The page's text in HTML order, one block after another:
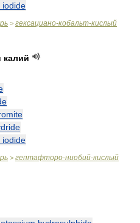
iodide
> гексациано-кобальт-кислый
калий
iodide
> гептафторо-ниобий-кислый